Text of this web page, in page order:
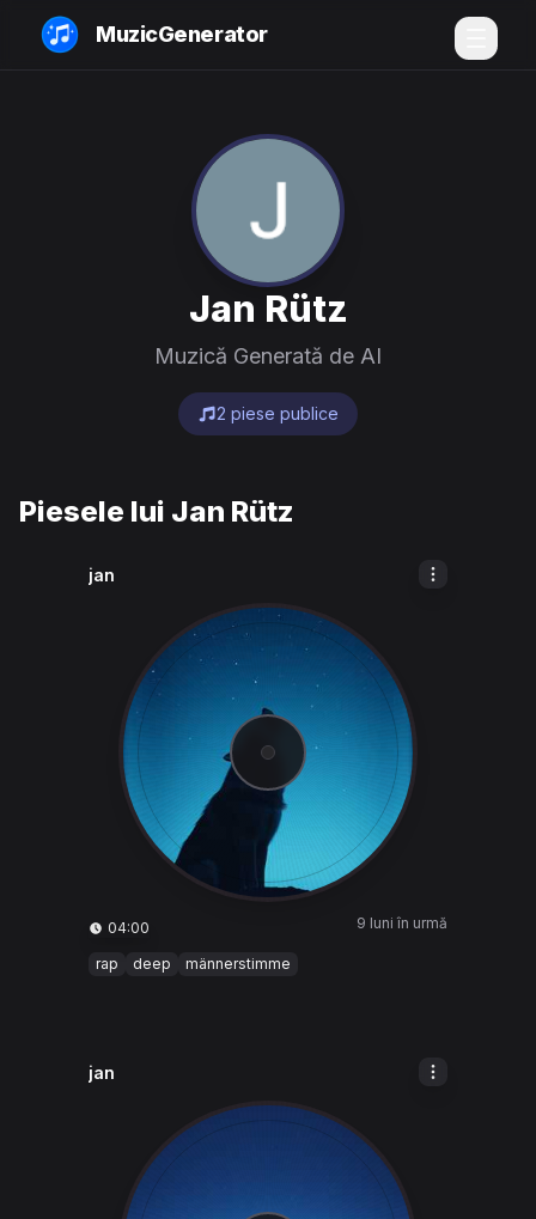
MuzicGenerator
Jan Rütz
Muzică Generată de AI
2 piese publice
Piesele lui Jan Rütz
jan
04:00 9 luni în urmă
rap deep männerstimme
jan